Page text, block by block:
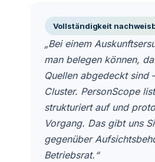
Vollständigkeit
„Bei einem
man belegen können,
Quellen abgedeckt sind
Cluster. PersonScope
strukturiert auf und
Vorgang. Das gibt uns
gegenüber
Betriebsrat.“